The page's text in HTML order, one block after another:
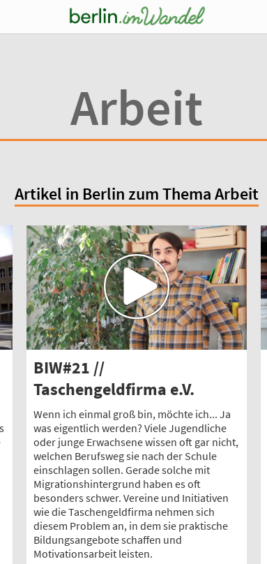
Arbeit
Artikel in Berlin zum Thema Arbeit
BIW#21 //
Taschengeldfirma e.V.
Wenn ich einmal groß bin, möchte ich... Ja
was eigentlich werden? Viele Jugendliche
oder junge Erwachsene wissen oft gar nicht,
welchen Berufsweg sie nach der Schule
einschlagen sollen. Gerade solche mit
Migrationshintergrund haben es oft
besonders schwer. Vereine und Initiativen
wie die Taschengeldfirma nehmen sich
diesem Problem an, in dem sie praktische
Bildungsangebote schaffen und
Motivationsarbeit leisten.